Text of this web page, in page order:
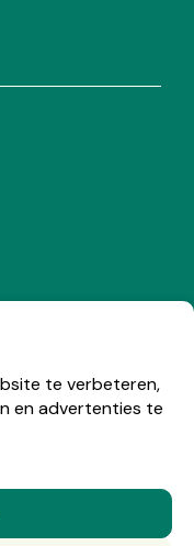
te verbeteren,
en advertenties te